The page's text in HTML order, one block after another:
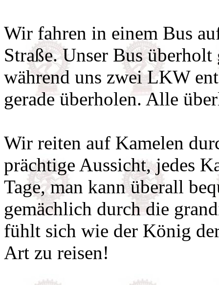
Wir fahren in einem Bus
Straße. Unser Bus überholt
während uns zwei LKW
gerade überholen. Alle
Wir reiten auf Kamelen
prächtige Aussicht, jedes
Tage, man kann überall
gemächlich durch die
fühlt sich wie der König
Art zu reisen!